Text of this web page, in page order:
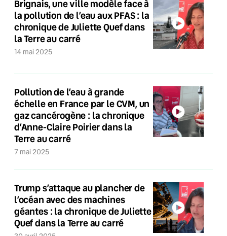
Brignais, une ville modèle face à
la pollution de l’eau aux PFAS : la
chronique de Juliette Quef dans
la Terre au carré
14 mai 2025
Pollution de l’eau à grande
échelle en France par le CVM, un
gaz cancérogène : la chronique
d’Anne-Claire Poirier dans la
Terre au carré
7 mai 2025
Trump s’attaque au plancher de
l’océan avec des machines
géantes : la chronique de Juliette
Quef dans la Terre au carré